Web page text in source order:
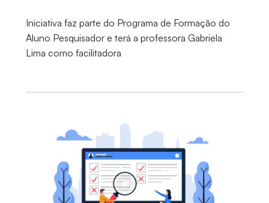
Iniciativa faz parte do Programa de Formação do
Aluno Pesquisador e terá a professora Gabriela
Lima como facilitadora